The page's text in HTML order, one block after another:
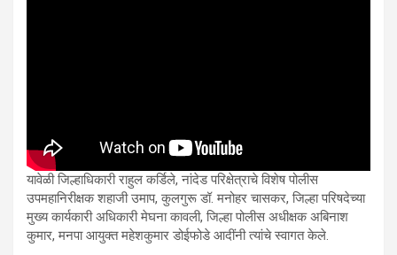
यावेळी जिल्हाधिकारी राहुल कर्डिले, नांदेड परिक्षेत्राचे विशेष पोलीस
उपमहानिरीक्षक शहाजी उमाप, कुलगुरू डॉ. मनोहर चासकर, जिल्हा परिषदेच्या
मुख्य कार्यकारी अधिकारी मेघना कावली, जिल्हा पोलीस अधीक्षक अबिनाश
कुमार, मनपा आयुक्त महेशकुमार डोईफोडे आदींनी त्यांचे स्वागत केले.